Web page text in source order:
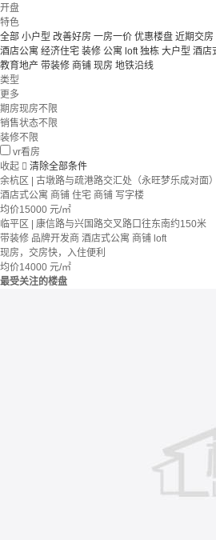
开盘
特色
全部 小户型 改善好房 一房一价 优惠楼盘 近期交房
酒店公寓 经济住宅 装修 公寓 loft独栋 大户型 酒店
教育地产 带装修 商铺 现房 地铁沿线
类型
更多
期房现房不限
销售状态不限
装修不限
vr看房
收起  清除全部条件
余杭区 | 古墩路与疏港路交汇处（永旺梦乐成对面）
酒店式公寓 商铺 住宅 商铺 写字楼
均价15000 元/㎡
临平区 | 康信路与兴国路交叉路口往东南约150米
带装修 品牌开发商 酒店式公寓 商铺 loft
现房，交房快，入住便利
均价14000 元/㎡
最受关注的楼盘